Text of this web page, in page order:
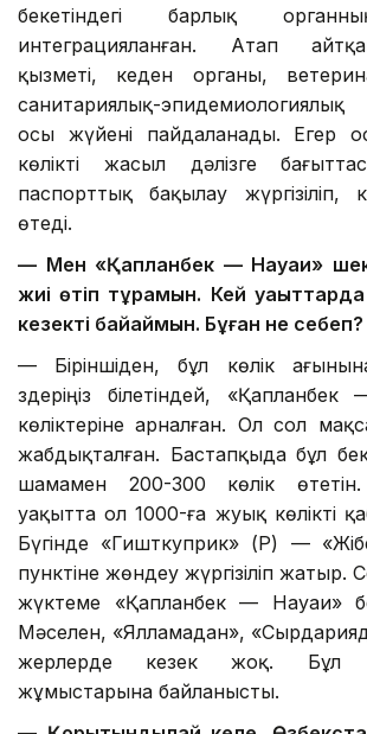
бекетіндегі барлық
интеграцияланған. Атап
қызметі, кеден органы,
санитариялық-
осы жүйені пайдаланады. Егер
көлікті жасыл дәлізге
паспорттық бақылау жүргізіліп,
өтеді.
— Мен «Қапланбек — Науаи»
жиі өтіп тұрамын. Кей
кезекті байқаймын. Бұған не себеп?
— Біріншіден, бұл көлік
Өздеріңіз білетіндей,
көліктеріне арналған. Ол сол
жабдықталған. Бастапқыда бұл
шамамен 200-300 көлік өтетін.
уақытта ол 1000-ға жуық көлікті
Бүгінде «Гишткуприк» (ӨР) —
пунктіне жөндеу жүргізіліп жатыр.
жүктеме «Қапланбек — Науаи»
Мәселен, «Ялламадан»,
жерлерде кезек жоқ. Бұл
жұмыстарына байланысты.